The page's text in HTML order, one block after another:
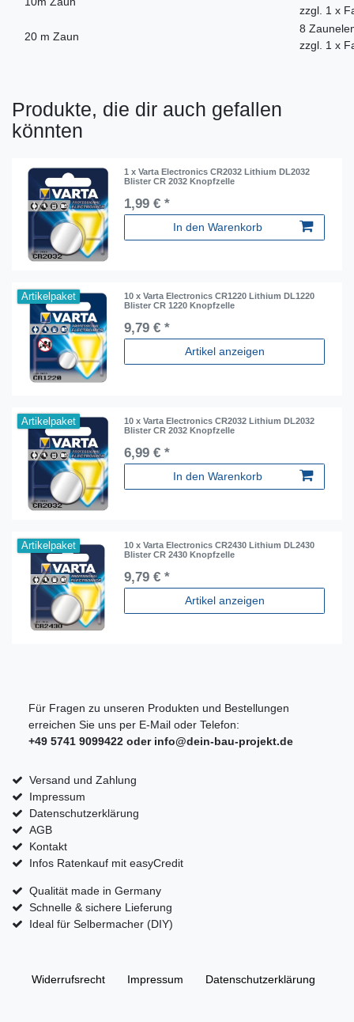
zzgl. 1 x
20 m Zaun
8
zzgl. 1 x
Produkte, die dir auch gefallen
könnten
1 x Varta Electronics CR2032 Lithium DL2032
Blister CR 2032 Knopfzelle
1,99 € *
In den Warenkorb
Artikelpaket
10 x Varta Electronics CR1220 Lithium DL1220
Blister CR 1220 Knopfzelle
9,79 € *
Artikel anzeigen
Artikelpaket
10 x Varta Electronics CR2032 Lithium DL2032
Blister CR 2032 Knopfzelle
6,99 € *
In den Warenkorb
Artikelpaket
10 x Varta Electronics CR2430 Lithium DL2430
Blister CR 2430 Knopfzelle
9,79 € *
Artikel anzeigen
Für Fragen zu unseren Produkten und Bestellungen
erreichen Sie uns per E-Mail oder Telefon:
+49 5741 9099422 oder info@dein-bau-projekt.de
Versand und Zahlung
Impressum
Datenschutzerklärung
AGB
Kontakt
Infos Ratenkauf mit easyCredit
Qualität made in Germany
Schnelle & sichere Lieferung
Ideal für Selbermacher (DIY)
Widerrufs­recht Impressum Daten­schutz­erklärung